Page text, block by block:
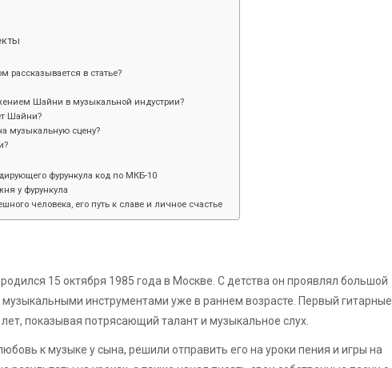
рассказывается в статье?
Шайни в музыкальной индустрии?
Шайни?
музыкальную сцену?
фурункула код по МКБ-10
у фурункула
человека, его путь к славе и личное счастье
15 октября 1985 года в Москве. С детства он проявлял большой
музыкальными инструментами уже в раннем возрасте. Первый гитарные
показывая потрясающий талант и музыкальное слух.
к музыке у сына, решили отправить его на уроки пения и игры на